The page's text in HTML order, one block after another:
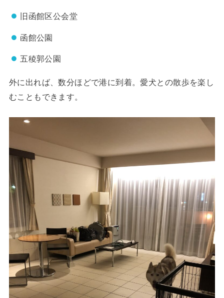
旧函館区公会堂
函館公園
五稜郭公園
外に出れば、数分ほどで港に到着。愛犬との散歩を楽し
むこともできます。